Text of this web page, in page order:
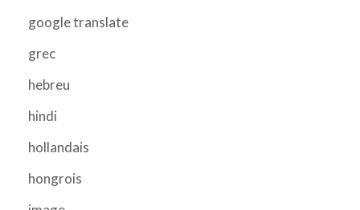
google translate
grec
hebreu
hindi
hollandais
hongrois